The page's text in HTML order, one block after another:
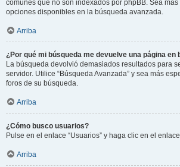
comunes que no son indexados por phpBB. Sea
opciones disponibles en la búsqueda avanzada.
Arriba
¿Por qué mi búsqueda me devuelve una página en
La búsqueda devolvió demasiados resultados para
servidor. Utilice “Búsqueda Avanzada” y sea más
foros de su búsqueda.
Arriba
¿Cómo busco usuarios?
Pulse en el enlace “Usuarios” y haga clic en el
Arriba